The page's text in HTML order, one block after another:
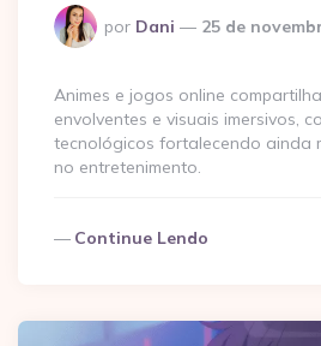
Postado
por
por Dani 25 de
Animes e jogos online
envolventes e visuais imersivos,
tecnológicos fortalecendo ainda
no entretenimento.
Continue Lendo